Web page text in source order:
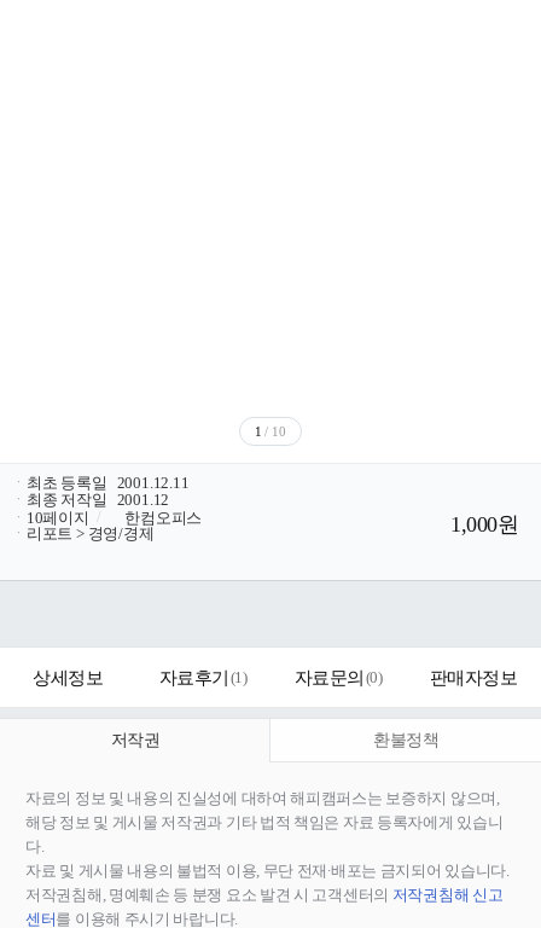
1 / 10
ㆍ 최초 등록일
2001.12.11
ㆍ 최종 저작일
2001.12
ㆍ 10페이지 /
한컴오피스
ㆍ 리포트 > 경영/경제 1,000원
상세정보 자료후기 (1 ) 자료문의 (0) 판매자정보
저작권 환불정책
자료의 정보 및 내용의 진실성에 대하여 해피캠퍼스는 보증하지 않으며,
해당 정보 및 게시물 저작권과 기타 법적 책임은 자료 등록자에게 있습니
다.
자료 및 게시물 내용의 불법적 이용, 무단 전재∙배포는 금지되어 있습니다.
저작권침해, 명예훼손 등 분쟁 요소 발견 시 고객센터의 저작권침해 신고
센터를 이용해 주시기 바랍니다.